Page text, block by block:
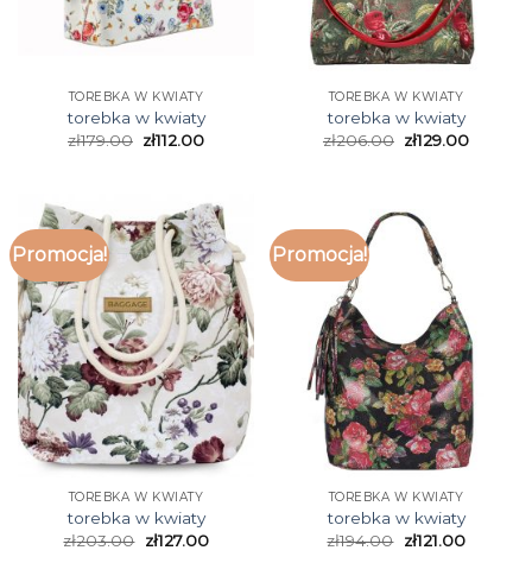
TOREBKA W KWIATY
torebka w kwiaty
zł179.00 zł112.00
TOREBKA W KWIATY
torebka w kwiaty
zł206.00 zł129.00
Promocja!
TOREBKA W KWIATY
torebka w kwiaty
zł203.00 zł127.00
Promocja!
TOREBKA W KWIATY
torebka w kwiaty
zł194.00 zł121.00